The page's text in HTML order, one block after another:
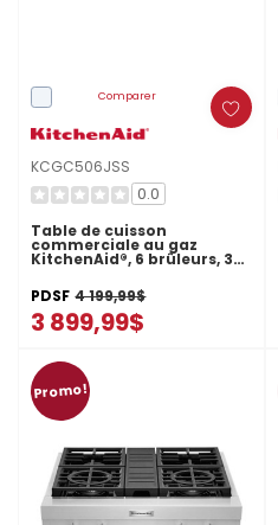
Comparer
KCGC506JSS
0.0
Table de cuisson
commerciale au gaz
KitchenAid®, 6 brûleurs, 36
po KCGC506JSS
PDSF 4 199,99$
3 899,99$
Promo!